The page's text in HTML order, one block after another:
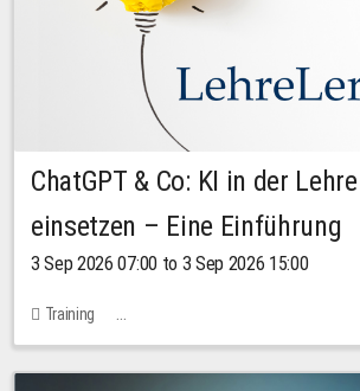
ChatGPT & Co: KI in der Lehre
einsetzen – Eine Einführung
3 Sep 2026 07:00 to 3 Sep 2026 15:00
Training
Bachstraße 18k - SR 102 (Seminarraum